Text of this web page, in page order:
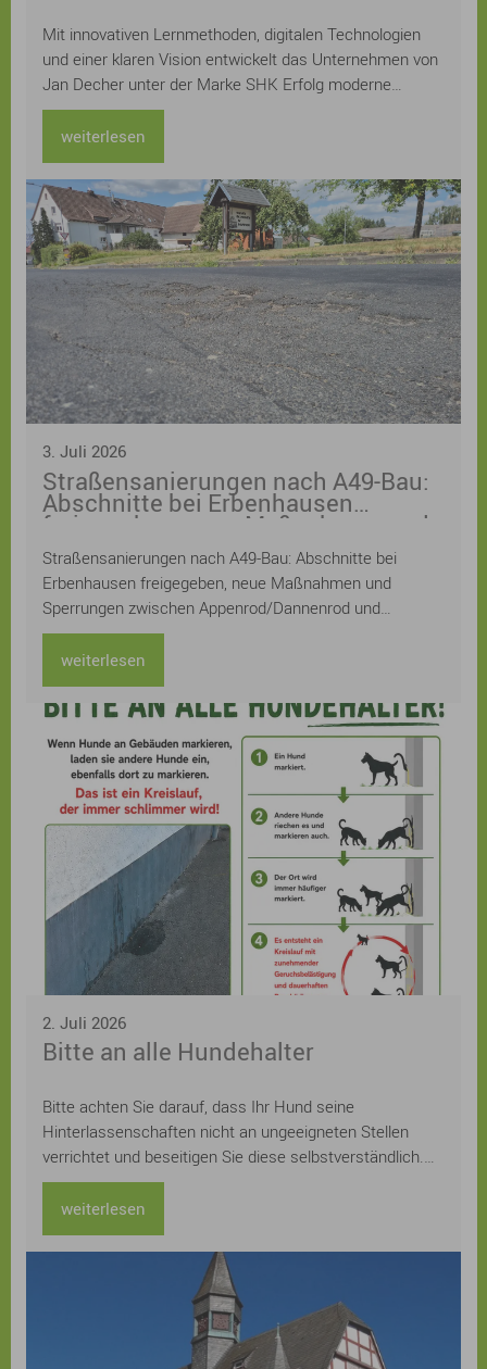
Mit innovativen Lernmethoden, digitalen Technologien
und einer klaren Vision entwickelt das Unternehmen von
Jan Decher unter der Marke SHK Erfolg moderne
Prüfungsvorbereitungen für das Sanitär-, Heizungs- und
Klimahandwerk. Bereits über 12.000 Auszubildende aus
ganz Deutschland wurden auf ihrem Weg zur Prüfung
unterstützt.
weiterlesen
3. Juli 2026
Straßensanierungen nach A49-Bau:
Abschnitte bei Erbenhausen
freigegeben, neue Maßnahmen und
Sperrungen zwischen
Appenrod/Dannenrod und Maulbach
Straßensanierungen nach A49-Bau: Abschnitte bei
Erbenhausen freigegeben, neue Maßnahmen und
Sperrungen zwischen Appenrod/Dannenrod und
Maulbach
weiterlesen
2. Juli 2026
Bitte an alle Hundehalter
Bitte achten Sie darauf, dass Ihr Hund seine
Hinterlassenschaften nicht an ungeeigneten Stellen
verrichtet und beseitigen Sie diese selbstverständlich.
Mit einem verantwortungsvollen Verhalten leisten Sie
einen wichtigen Beitrag zu einem sauberen und
angenehmen Ortsbild – zum Wohl aller.
weiterlesen